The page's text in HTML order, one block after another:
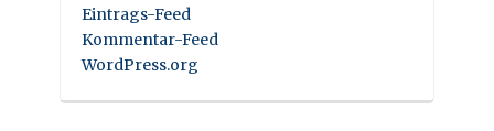
Eintrags-Feed
Kommentar-Feed
WordPress.org